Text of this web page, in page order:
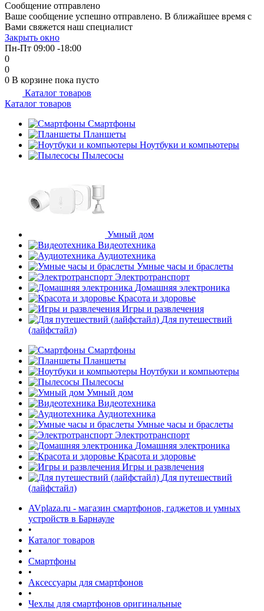
Сообщение отправлено
Ваше сообщение успешно отправлено. В ближайшее время с
Вами свяжется наш специалист
Закрыть окно
Пн-Пт 09:00 -18:00
0
0
0 В корзине пока пусто
Каталог товаров
Каталог товаров
Смартфоны
Планшеты
Ноутбуки и компьютеры
Пылесосы
Умный дом
Видеотехника
Аудиотехника
Умные часы и браслеты
Электротранспорт
Домашняя электроника
Красота и здоровье
Игры и развлечения
Для путешествий
(лайфстайл)
Смартфоны
Планшеты
Ноутбуки и компьютеры
Пылесосы
Умный дом
Видеотехника
Аудиотехника
Умные часы и браслеты
Электротранспорт
Домашняя электроника
Красота и здоровье
Игры и развлечения
Для путешествий
(лайфстайл)
AVplaza.ru - магазин смартфонов, гаджетов и умных
устройств в Барнауле
•
Каталог товаров
•
Смартфоны
•
Аксессуары для смартфонов
•
Чехлы для смартфонов оригинальные
Подробнее
об оплате Плайтом
недели
раз в 2 недели
plait.ru